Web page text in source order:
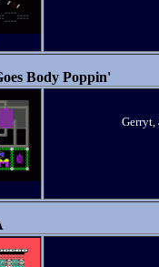
Body Poppin'
Gerryt,